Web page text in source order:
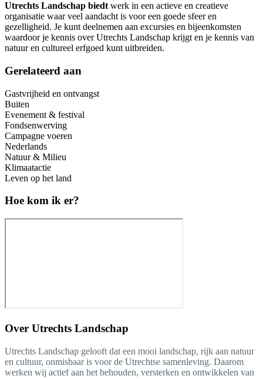
Utrechts Landschap biedt werk in een actieve en creatieve
organisatie waar veel aandacht is voor een goede sfeer en
gezelligheid. Je kunt deelnemen aan excursies en bijeenkomsten
waardoor je kennis over Utrechts Landschap krijgt en je kennis van
natuur en cultureel erfgoed kunt uitbreiden.
Gerelateerd aan
Gastvrijheid en ontvangst
Buiten
Evenement & festival
Fondsenwerving
Campagne voeren
Nederlands
Natuur & Milieu
Klimaatactie
Leven op het land
Hoe kom ik er?
Over Utrechts Landschap
Utrechts Landschap gelooft dat een mooi landschap, rijk aan natuur
en cultuur, onmisbaar is voor de Utrechtse samenleving. Daarom
werken wij actief aan het behouden, versterken en ontwikkelen van